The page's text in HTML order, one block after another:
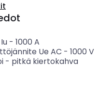
- 1000 A
Ue AC - 1000 V
- pitkä kiertokahva